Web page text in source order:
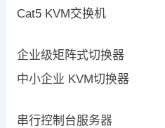
Cat5 KVM交换机
企业级矩阵式切换器
中小企业 KVM切换器
串行控制台服务器